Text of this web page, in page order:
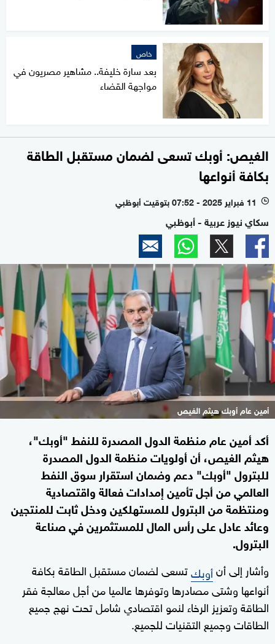
خاص
بعد سارة خليفة.. مشاهير مصريون في
مواجهة القضاء
الغيص: أوبك تسعى لضمان مستقبل الطاقة
بكافة أنواعها
l 11 فبراير 2025 - 07:52 بتوقيت أبوظبي
سكاي نيوز عربية - أبوظبي
أمين عام أوبك هيثم الغيص
أكد أمين عام منظمة الدول المصدرة للنفط "أوبك"،
هيثم الغيص، أن أولويات منظمة الدول المصدرة
للبترول "أوبك" دعم وضمان استقرار سوق النفط
العالمي من أجل تأمين إمدادات فعالة واقتصادية
ومنتظمة من البترول للمستهلكين ودخل ثابت للمنتجين
وعائد عادل على رأس المال للمستثمرين في صناعة
البترول.
وأشار إلى أنأوبكتسعى لضمان مستقبل الطاقة بكافة
أنواعها وشتى مصادرها وتوفرها عالميا من أجل معالجة فقر
الطاقة وتعزيز الرخاء لنمو اقتصادي شامل تحت نهج جميع
الطاقات وجميع التقنيات للجميع.